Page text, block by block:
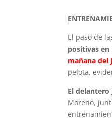
El paso de
positivas
mañana del
pelota,
El
Moreno,